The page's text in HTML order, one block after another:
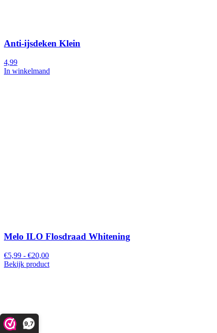
9,7
Anti-ijsdeken Klein
4,99
In winkelmand
Melo ILO Flosdraad Whitening
€5,99 - €20,00
Bekijk product